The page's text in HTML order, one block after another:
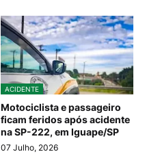
ACIDENTE
Motociclista e passageiro
ficam feridos após acidente
na SP-222, em Iguape/SP
07 Julho, 2026